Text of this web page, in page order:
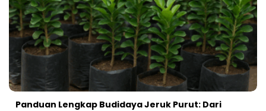
Panduan Lengkap Budidaya Jeruk Purut: Dari